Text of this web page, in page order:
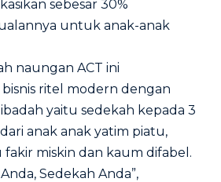
sebesar 30%
untuk anak-anak
naungan ACT ini
ritel modern dengan
yaitu sedekah kepada 3
anak anak yatim piatu,
miskin dan kaum difabel.
Sedekah Anda”,